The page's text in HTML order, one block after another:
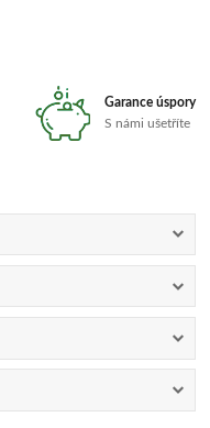
Garance úspory
S námi ušetříte